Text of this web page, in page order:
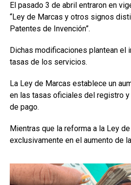
El pasado 3 de abril entraron en
“Ley de Marcas y otros signos
Patentes de Invención”.
Dichas modificaciones plantean el
tasas de los servicios.
La Ley de Marcas establece un
en las tasas oficiales del registro
de pago.
Mientras que la reforma a la Ley
exclusivamente en el aumento de